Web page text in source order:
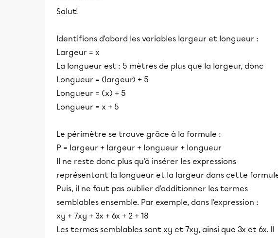
Salut!
Identifions d'abord les variables largeur et longueur :
Largeur = x
La longueur est : 5 mètres de plus que la largeur, donc
Longueur = (largeur) + 5
Longueur = (x) + 5
Longueur = x + 5
Le périmètre se trouve grâce à la formule :
P = largeur + largeur + longueur + longueur
Il ne reste donc plus qu'à insérer les expressions
représentant la longueur et la largeur dans cette
Puis, il ne faut pas oublier d'additionner les termes
semblables ensemble. Par exemple, dans l'expression :
xy + 7xy + 3x + 6x + 2 + 18
Les termes semblables sont xy et 7xy, ainsi que 3x et 6x. Il